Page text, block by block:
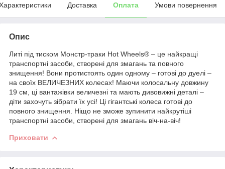
Доставка Оплата Умови повернення
Опис
Литі під тиском Монстр-траки Hot Wheels® – це найкращі
транспортні засоби, створені для змагань та повного
знищення! Вони протистоять один одному – готові до дуелі –
на своїх ВЕЛИЧЕЗНИХ колесах! Маючи колосальну довжину
19 см, ці вантажівки величезні та мають дивовижні деталі –
діти захочуть зібрати їх усі! Ці гігантські колеса готові до
повного знищення. Ніщо не зможе зупинити найкрутіші
транспортні засоби, створені для змагань віч-на-віч!
Приховати